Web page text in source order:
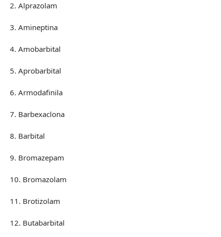
2. Alprazolam
3. Amineptina
4. Amobarbital
5. Aprobarbital
6. Armodafinila
7. Barbexaclona
8. Barbital
9. Bromazepam
10. Bromazolam
11. Brotizolam
12. Butabarbital